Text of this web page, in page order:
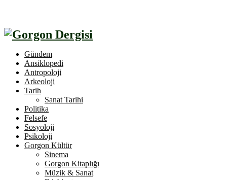
Gündem
Ansiklopedi
Antropoloji
Arkeoloji
Tarih
Sanat Tarihi
Politika
Felsefe
Sosyoloji
Psikoloji
Gorgon Kültür
Sinema
Gorgon Kitaplığı
Müzik & Sanat